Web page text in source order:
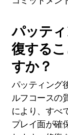
パッテ
復する
すか？
パッティング
ルフコースの
により、すべ
プレイ面が確